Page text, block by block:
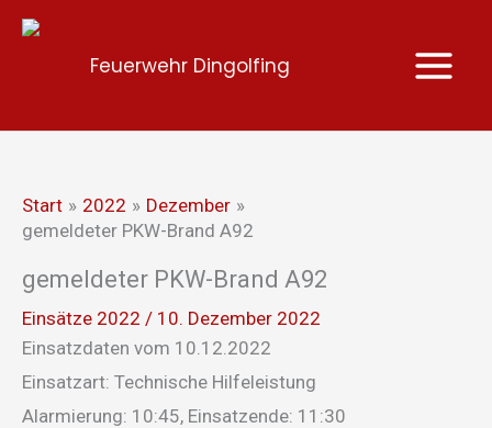
Zum
Feuerwehr Dingolfing
Start 2022
Dezember
gemeldeter PKW-Brand A92
gemeldeter PKW-Brand A92
Einsätze 2022 / 10. Dezember 2022
Einsatzdaten vom 10.12.2022
Einsatzart: Technische Hilfeleistung
Alarmierung: 10:45, Einsatzende: 11:30